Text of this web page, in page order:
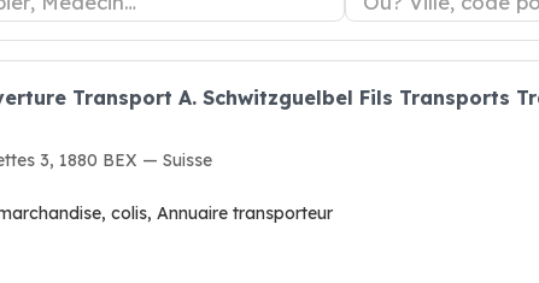
Transport A. Schwitzguelbel Fils Transports
3, 1880 BEX — Suisse
colis, Annuaire transporteur